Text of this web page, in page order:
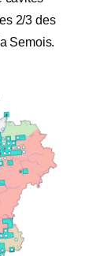
2/3 des
Semois.